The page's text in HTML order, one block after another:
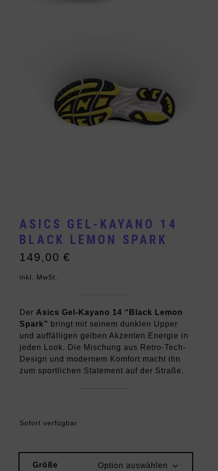
ASICS GEL-KAYANO 14
BLACK LEMON SPARK
149,00€
inkl. MwSt.
DerAsics Gel-Kayano 14 “Black Lemon
Spark” bringt mit seinem dunklen Upper
und auffälligen gelben Akzenten Energie in
jeden Look. Die Mischung aus Retro-Tech-
Design und modernem Komfort macht ihn
zum sportlichen Statement auf der Straße.
Sofort verfügbar
Größe Option auswählen